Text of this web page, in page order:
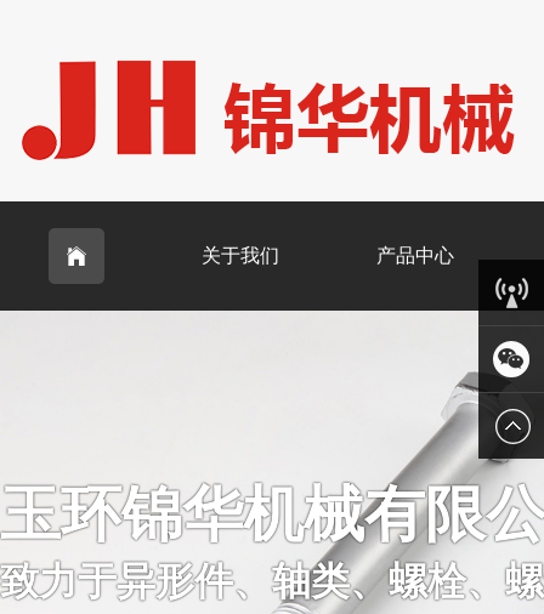
 关于我们 产品中心
玉环锦华机械有限
致力于异形件、轴类、螺栓、
客服中
微信